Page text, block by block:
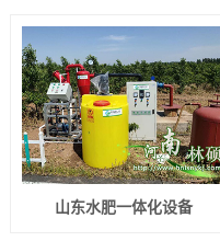
山东水肥一体化设备